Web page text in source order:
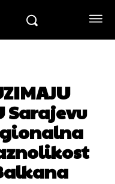
Sarajevu